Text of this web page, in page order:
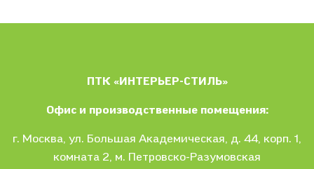
ПТК «ИНТЕРЬЕР-СТИЛЬ»
Офис и производственные помещения:
г. Москва, ул. Большая Академическая, д. 44, корп. 1,
комната 2, м. Петровско-Разумовская